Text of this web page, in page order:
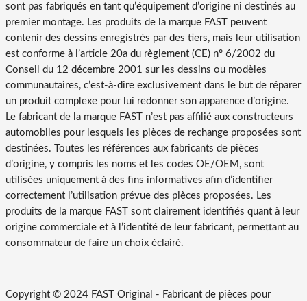
sont pas fabriqués en tant qu’équipement d’origine ni destinés au
premier montage. Les produits de la marque FAST peuvent
contenir des dessins enregistrés par des tiers, mais leur utilisation
est conforme à l’article 20a du règlement (CE) n° 6/2002 du
Conseil du 12 décembre 2001 sur les dessins ou modèles
communautaires, c’est-à-dire exclusivement dans le but de réparer
un produit complexe pour lui redonner son apparence d’origine.
Le fabricant de la marque FAST n’est pas affilié aux constructeurs
automobiles pour lesquels les pièces de rechange proposées sont
destinées. Toutes les références aux fabricants de pièces
d’origine, y compris les noms et les codes OE/OEM, sont
utilisées uniquement à des fins informatives afin d’identifier
correctement l’utilisation prévue des pièces proposées. Les
produits de la marque FAST sont clairement identifiés quant à leur
origine commerciale et à l’identité de leur fabricant, permettant au
consommateur de faire un choix éclairé.
Copyright © 2024 FAST Original - Fabricant de pièces pour